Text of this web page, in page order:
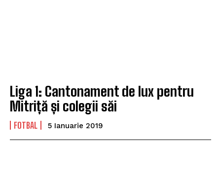
Liga 1: Cantonament de lux pentru
Mitriță și colegii săi
FOTBAL 5 Ianuarie 2019